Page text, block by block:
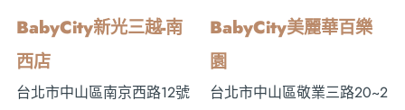
BabyCity新光三越-南
西店
台北市中山區南京西路12號
BabyCity美麗華百樂
園
台北市中山區敬業三路20~2